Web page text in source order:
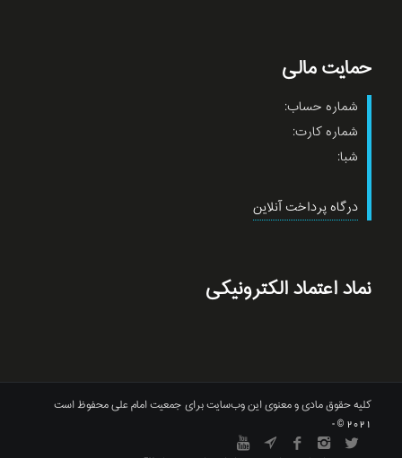
حمایت مالی
شماره حساب:
شماره کارت:
شبا:
درگاه پرداخت آنلاین
نماد اعتماد الکترونیکی
کلیه حقوق مادی و معنوی این وب‌سایت برای جمعیت امام علی محفوظ است
2021 © -